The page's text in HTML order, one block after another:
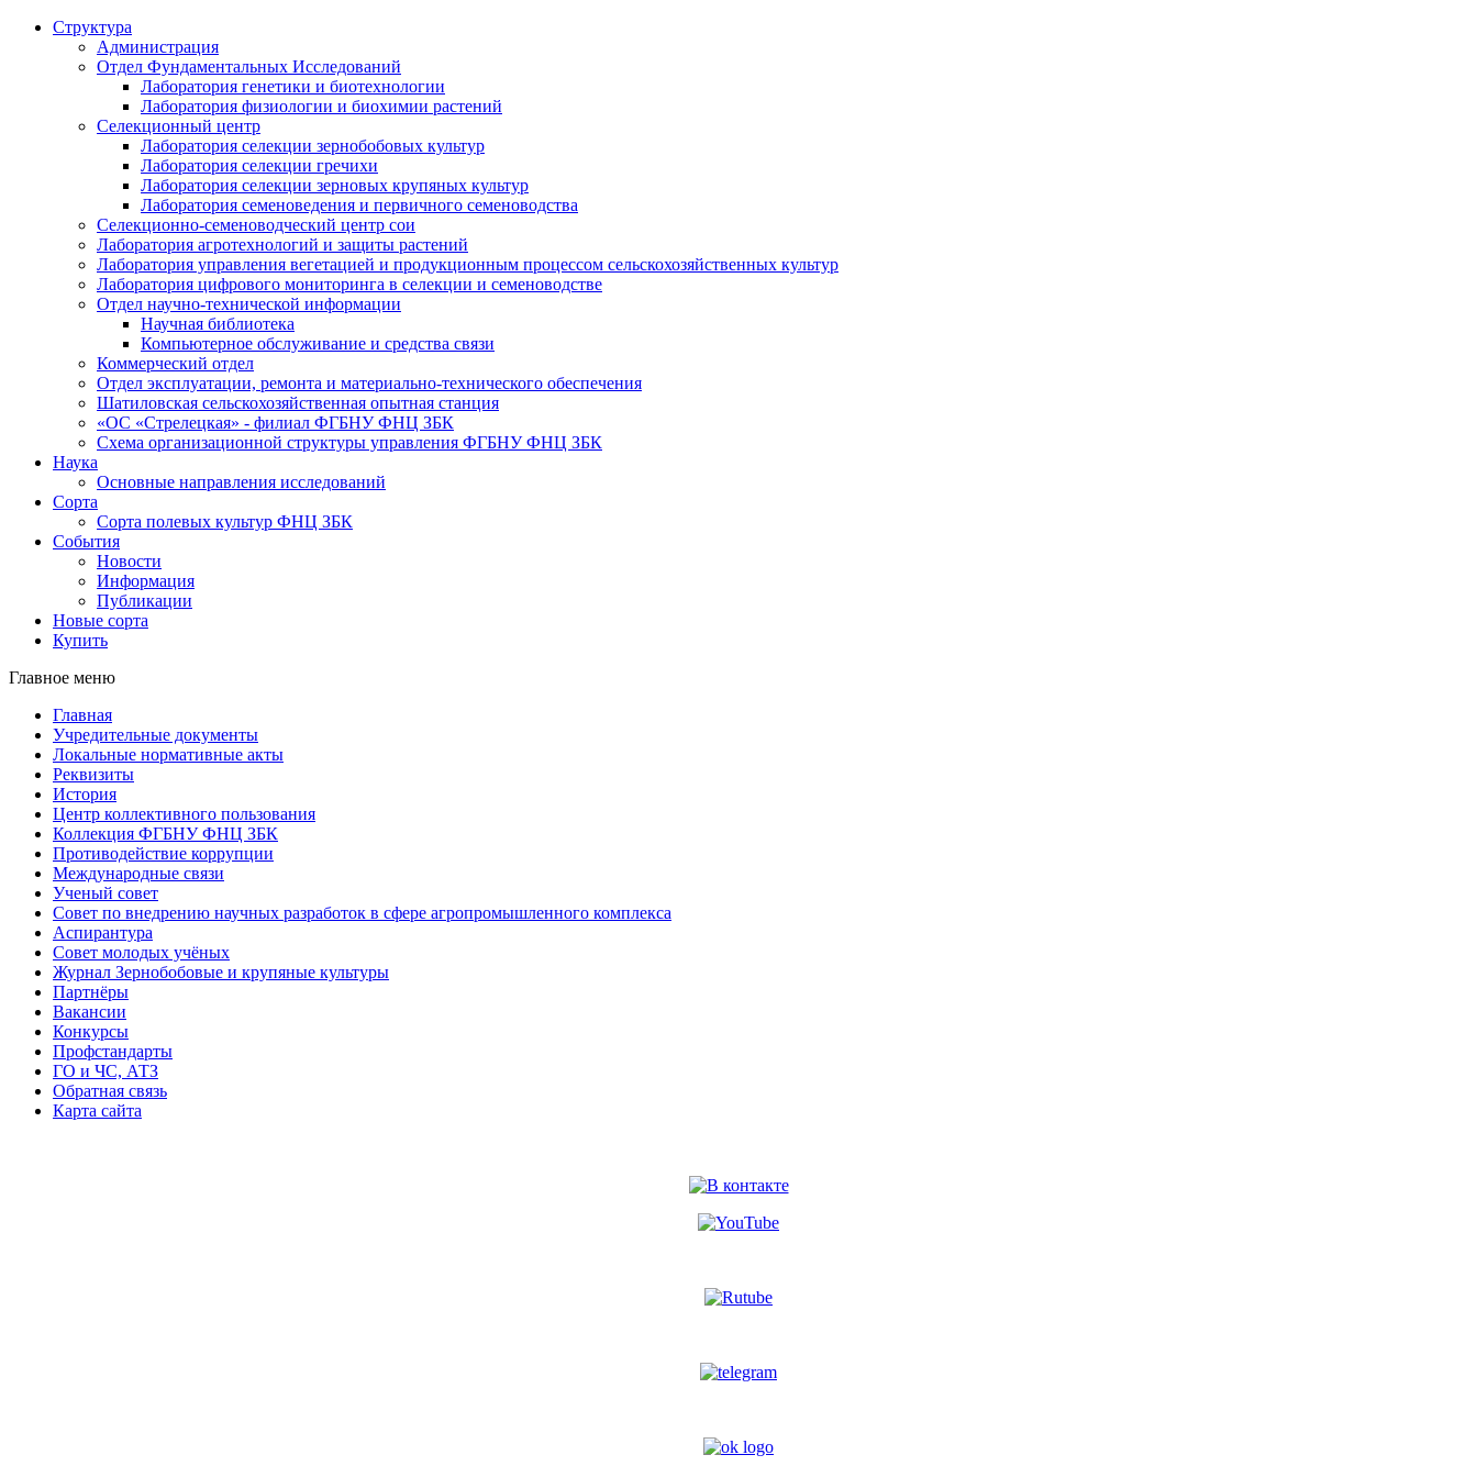
Структура
Администрация
Отдел Фундаментальных Исследований
Лаборатория генетики и биотехнологии
Лаборатория физиологии и биохимии растений
Селекционный центр
Лаборатория селекции зернобобовых культур
Лаборатория селекции гречихи
Лаборатория селекции зерновых крупяных культур
Лаборатория семеноведения и первичного семеноводства
Селекционно-семеноводческий центр сои
Лаборатория агротехнологий и защиты растений
Лаборатория управления вегетацией и продукционным процессом сельскохозяйственных культур
Лаборатория цифрового мониторинга в селекции и семеноводстве
Отдел научно-технической информации
Научная библиотека
Компьютерное обслуживание и средства связи
Коммерческий отдел
Отдел эксплуатации, ремонта и материально-технического обеспечения
Шатиловская сельскохозяйственная опытная станция
«ОС «Стрелецкая» - филиал ФГБНУ ФНЦ ЗБК
Схема организационной структуры управления ФГБНУ ФНЦ ЗБК
Наука
Основные направления исследований
Сорта
Сорта полевых культур ФНЦ ЗБК
События
Новости
Информация
Публикации
Новые сорта
Купить
Главное меню
Главная
Учредительные документы
Локальные нормативные акты
Реквизиты
История
Центр коллективного пользования
Коллекция ФГБНУ ФНЦ ЗБК
Противодействие коррупции
Международные связи
Ученый совет
Совет по внедрению научных разработок в сфере агропромышленного комплекса
Аспирантура
Совет молодых учёных
Журнал Зернобобовые и крупяные культуры
Партнёры
Вакансии
Конкурсы
Профстандарты
ГО и ЧС, АТЗ
Обратная связь
Карта сайта